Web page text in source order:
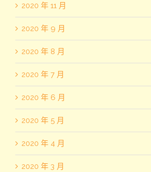
2020 年 11 月
2020 年 9 月
2020 年 8 月
2020 年 7 月
2020 年 6 月
2020 年 5 月
2020 年 4 月
2020 年 3 月